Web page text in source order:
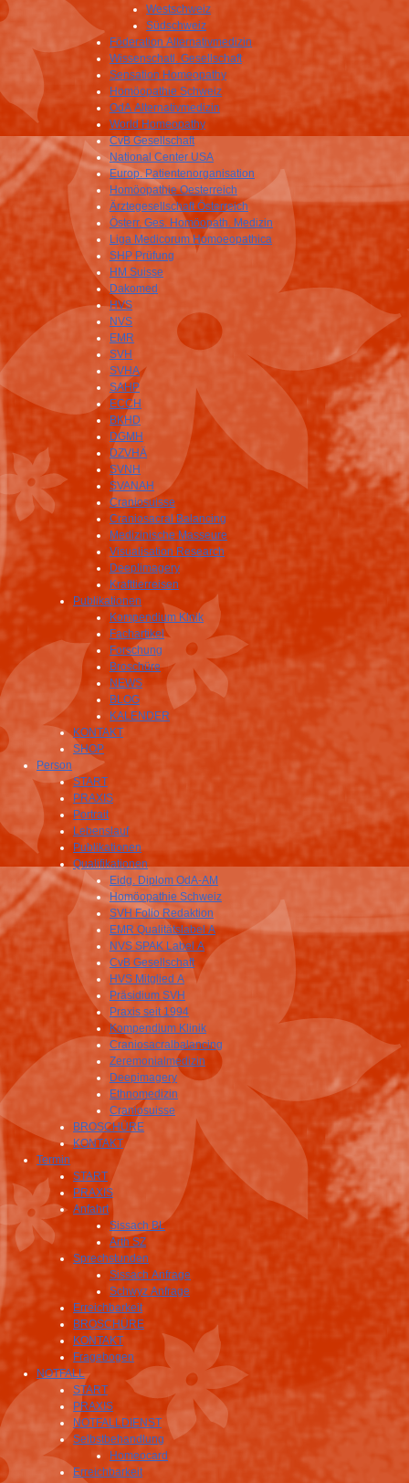
Westschweiz
Südschweiz
Föderation Alternativmedizin
Wissenschatl. Gesellschaft
Sensation Homeopathy
Homöopathie Schweiz
OdA Alternativmedizin
World Homeopathy
CvB Gesellschaft
National Center USA
Europ. Patientenorganisation
Homöopathie Oesterreich
Ärztegesellschaft Österreich
Österr. Ges. Homöopath. Medizin
Liga Medicorum Homoeopathica
SHP Prüfung
HM Suisse
Dakomed
HVS
NVS
EMR
SVH
SVHA
SAHP
ECCH
BKHD
DGMH
DZVHÄ
SVNH
SVANAH
Craniosuisse
Craniosacral Balancing
Medizinische Masseure
Visualisation Research
Deeplimagery
Krafttierreisen
Publikationen
Kompendium Klnik
Fachartikel
Forschung
Broschüre
NEWS
BLOG
KALENDER
KONTAKT
SHOP
Person
START
PRAXIS
Portrait
Lebenslauf
Publikationen
Qualifikationen
Eidg. Diplom OdA-AM
Homöopathie Schweiz
SVH Folio Redaktion
EMR Qualitätslabel A
NVS SPAK Label A
CvB Gesellschaft
HVS Mitglied A
Präsidium SVH
Praxis seit 1994
Kompendium Klinik
Craniosacralbalancing
Zeremonialmedizin
Deepimagery
Ethnomedizin
Craniosuisse
BROSCHÜRE
KONTAKT
Termin
START
PRAXIS
Anfahrt
Sissach BL
Arth SZ
Sprechstunden
Sissach Anfrage
Schwyz Anfrage
Erreichbarkeit
BROSCHÜRE
KONTAKT
Fragebogen
NOTFALL
START
PRAXIS
NOTFALLDIENST
Selbstbehandlung
Homeocard
Erreichbarkeit